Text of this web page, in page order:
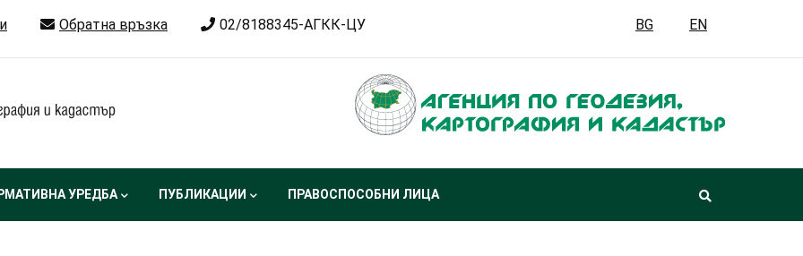
Обратна връзка 02/8188345-АГКК-ЦУ BG EN
УРЕДБА ПУБЛИКАЦИИ ПРАВОСПОСОБНИ ЛИЦА